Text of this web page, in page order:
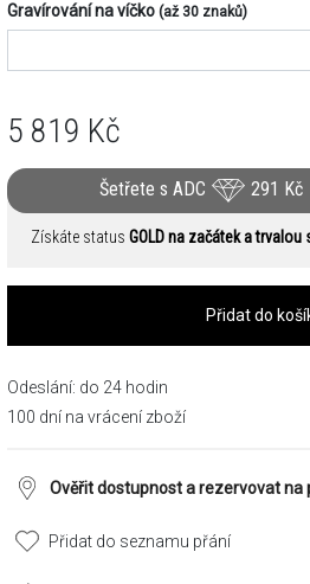
Gravírování na víčko (až 30 znaků)
5 819 Kč
Šetřete s ADC 291 Kč
Získáte status GOLD na začátek a trvalou
Přidat do
Odeslání: do 24 hodin
100 dní na vrácení zboží
Ověřit dostupnost a rezervovat na
Přidat do seznamu přání